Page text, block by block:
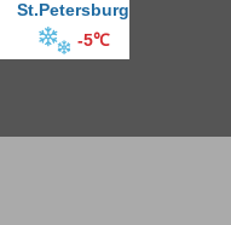
St.Petersburg
-5℃